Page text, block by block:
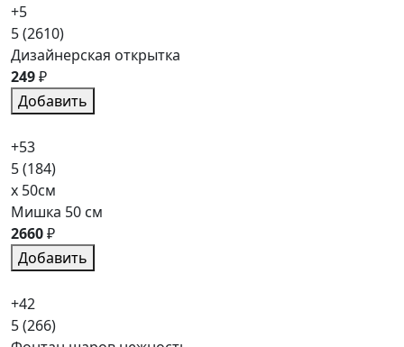
+5
5(2610)
Дизайнерская открытка
249₽
Добавить
+53
5(184)
x 50см
Мишка 50 см
2660₽
Добавить
+42
5(266)